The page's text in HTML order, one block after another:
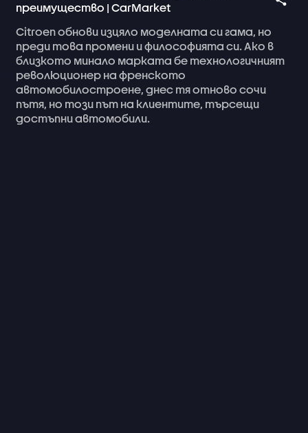
преимущество | CarMarket
Citroenобнови изцяло моделната сигама, но
преди това промени ифилософията си.Ако в
близкото минало марката бе технологичният
революционер на френското
автомобилостроене, днес тяотново сочи
пътя, но този път на клиентите, търсещи
достъпниавтомобили.